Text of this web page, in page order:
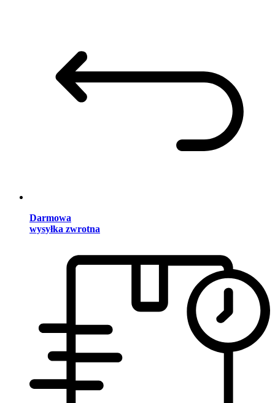
Darmowa
wysyłka zwrotna